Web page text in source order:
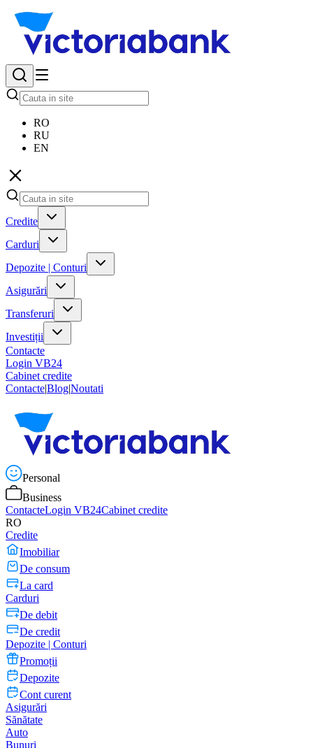
RO
RU
EN
Credite
Carduri
Depozite | Conturi
Asigurări
Transferuri
Investiții
Contacte
Login VB24
Cabinet credite
Contacte|Blog|Noutati
Personal
Business
ContacteLogin VB24Cabinet credite
RO
Credite
Imobiliar
De consum
La card
Carduri
De debit
De credit
Depozite | Conturi
Promoții
Depozite
Cont curent
Asigurări
Sănătate
Auto
Bunuri